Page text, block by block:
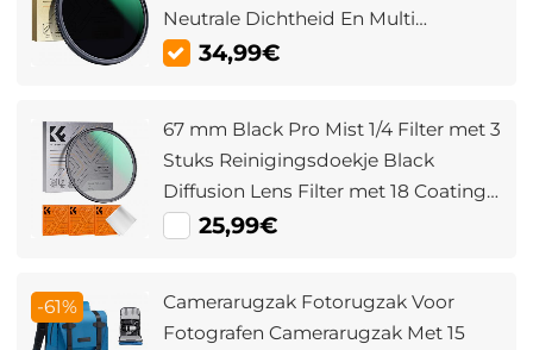
Neutrale Dichtheid En Multi
Beschermende Coating Nano Dazzle
34,99€
67 mm Black Pro Mist 1/4 Filter met 3
Stuks Reinigingsdoekje Black
Diffusion Lens Filter met 18 Coatings
Nano Klear Serie
25,99€
-61%
Camerarugzak Fotorugzak Voor
Fotografen Camerarugzak Met 15